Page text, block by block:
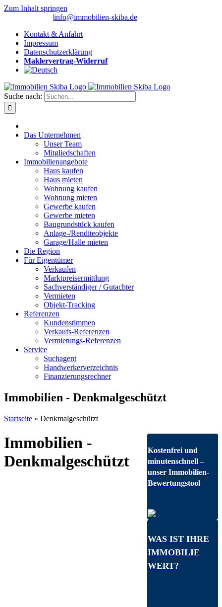
Zum Inhalt springen
|info@immobilien-skiba.de
Kontakt & Anfahrt
Impressum
Datenschutzerklärung
Maklervertrag-Widerruf
Suche nach:
Das Unternehmen
Unser Team
Mitgliedschaften
Immobilienangebote
Haus kaufen
Haus mieten
Wohnung kaufen
Wohnung mieten
Gewerbe kaufen
Gewerbe mieten
Baugrundstück kaufen
Anlage-/Renditeobjekte
Garage/Halle mieten
Die Region
Für Eigentümer
Verkaufen
Marktpreisermittlung
Sachverständiger / Gutachter
Vermieten
Objekt-Tracking
Referenzen
Kundenstimmen
Verkaufs-Referenzen
Vermietungs-Referenzen
Service
Suchagent
Handwerkerverzeichnis
Finanzierungsrechner
Immobilien - Denkmalgeschützt
Startseite » Denkmalgeschützt
Kostenfrei und
minutenschnell –
unser Immobilien-
Bewertungstool
WAS IST IHRE
IMMOBILIE
WERT?
Immobilien -
Denkmalgeschützt